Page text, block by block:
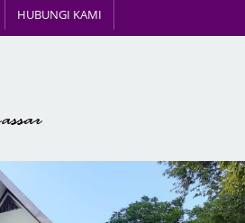
HUBUNGI KAMI